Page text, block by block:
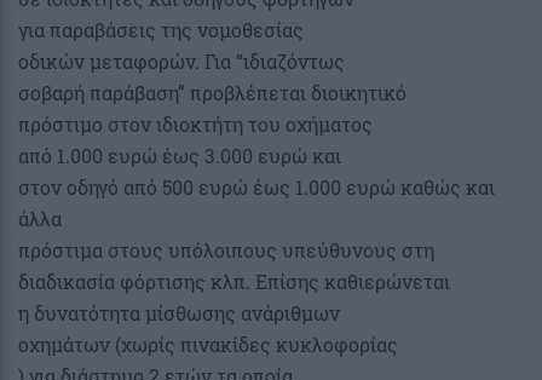
για παραβάσεις της νομοθεσίας
οδικών μεταφορών. Για “ιδιαζόντως
σοβαρή παράβαση” προβλέπεται διοικητικό
πρόστιμο στον ιδιοκτήτη του οχήματος
από 1.000 ευρώ έως 3.000 ευρώ και
στον οδηγό από 500 ευρώ έως 1.000 ευρώ καθώς και
άλλα
πρόστιμα στους υπόλοιπους υπεύθυνους στη
διαδικασία φόρτισης κλπ. Επίσης καθιερώνεται
η δυνατότητα μίσθωσης ανάριθμων
οχημάτων (χωρίς πινακίδες κυκλοφορίας